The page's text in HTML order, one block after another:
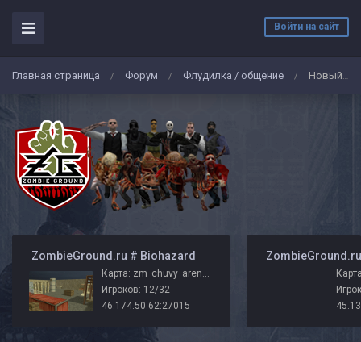
Войти на сайт
Главная страница / Форум / Флудилка / общение / Новый клан
️ ZombieGround.ru # Biohazard
Карта: zm_chuvy_arena_r_zg
Игроков: 12/32
46.174.50.62:27015